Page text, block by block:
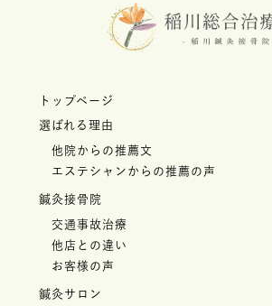
トップページ
選ばれる理由
他院からの推薦文
エステシャンからの推薦の声
鍼灸接骨院
交通事故治療
他店との違い
お客様の声
鍼灸サロン